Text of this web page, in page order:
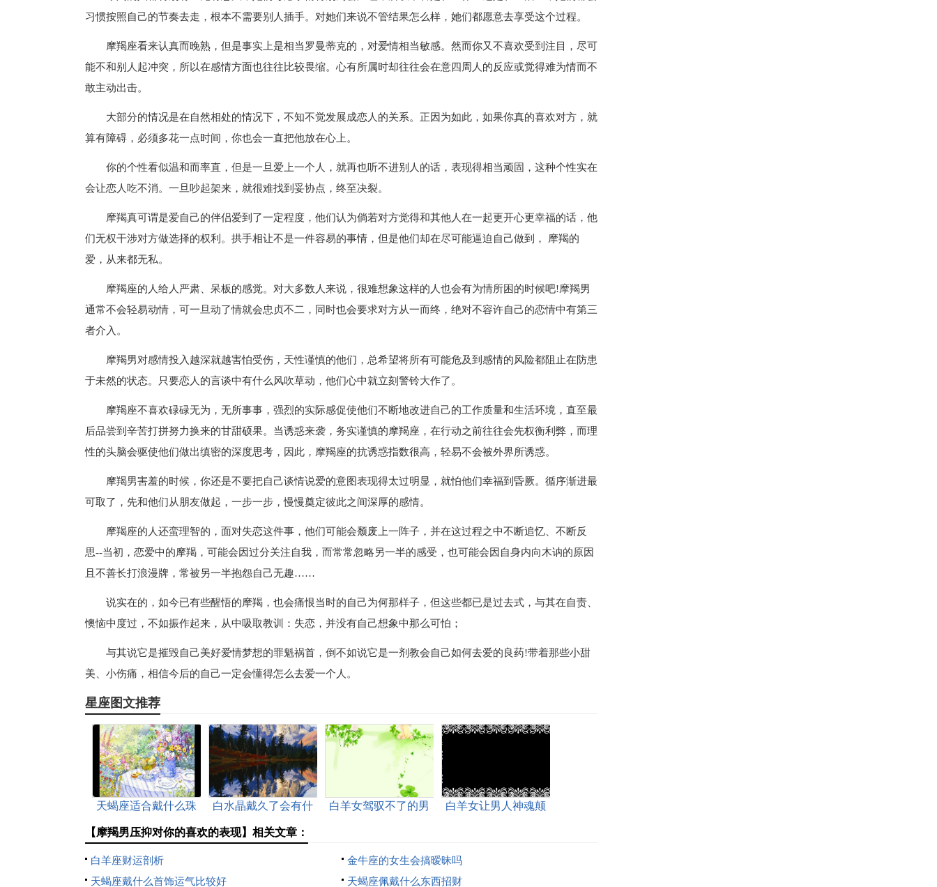
习惯按照自己的节奏去走，根本不需要别人插手。对她们来说不管结果怎么样，她们都愿意去享受这个过程。
摩羯座看来认真而晚熟，但是事实上是相当罗曼蒂克的，对爱情相当敏感。然而你又不喜欢受到注目，尽可
能不和别人起冲突，所以在感情方面也往往比较畏缩。心有所属时却往往会在意四周人的反应或觉得难为情而不
敢主动出击。
大部分的情况是在自然相处的情况下，不知不觉发展成恋人的关系。正因为如此，如果你真的喜欢对方，就
算有障碍，必须多花一点时间，你也会一直把他放在心上。
你的个性看似温和而率直，但是一旦爱上一个人，就再也听不进别人的话，表现得相当顽固，这种个性实在
会让恋人吃不消。一旦吵起架来，就很难找到妥协点，终至决裂。
摩羯真可谓是爱自己的伴侣爱到了一定程度，他们认为倘若对方觉得和其他人在一起更开心更幸福的话，他
们无权干涉对方做选择的权利。拱手相让不是一件容易的事情，但是他们却在尽可能逼迫自己做到， 摩羯的
爱，从来都无私。
摩羯座的人给人严肃、呆板的感觉。对大多数人来说，很难想象这样的人也会有为情所困的时候吧!摩羯男
通常不会轻易动情，可一旦动了情就会忠贞不二，同时也会要求对方从一而终，绝对不容许自己的恋情中有第三
者介入。
摩羯男对感情投入越深就越害怕受伤，天性谨慎的他们，总希望将所有可能危及到感情的风险都阻止在防患
于未然的状态。只要恋人的言谈中有什么风吹草动，他们心中就立刻警铃大作了。
摩羯座不喜欢碌碌无为，无所事事，强烈的实际感促使他们不断地改进自己的工作质量和生活环境，直至最
后品尝到辛苦打拼努力换来的甘甜硕果。当诱惑来袭，务实谨慎的摩羯座，在行动之前往往会先权衡利弊，而理
性的头脑会驱使他们做出缜密的深度思考，因此，摩羯座的抗诱惑指数很高，轻易不会被外界所诱惑。
摩羯男害羞的时候，你还是不要把自己谈情说爱的意图表现得太过明显，就怕他们幸福到昏厥。循序渐进最
可取了，先和他们从朋友做起，一步一步，慢慢奠定彼此之间深厚的感情。
摩羯座的人还蛮理智的，面对失恋这件事，他们可能会颓废上一阵子，并在这过程之中不断追忆、不断反
思--当初，恋爱中的摩羯，可能会因过分关注自我，而常常忽略另一半的感受，也可能会因自身内向木讷的原因
且不善长打浪漫牌，常被另一半抱怨自己无趣……
说实在的，如今已有些醒悟的摩羯，也会痛恨当时的自己为何那样子，但这些都已是过去式，与其在自责、
懊恼中度过，不如振作起来，从中吸取教训：失恋，并没有自己想象中那么可怕；
与其说它是摧毁自己美好爱情梦想的罪魁祸首，倒不如说它是一剂教会自己如何去爱的良药!带着那些小甜
美、小伤痛，相信今后的自己一定会懂得怎么去爱一个人。
星座图文推荐
天蝎座适合戴什么珠
白水晶戴久了会有什
白羊女驾驭不了的男
白羊女让男人神魂颠
【摩羯男压抑对你的喜欢的表现】相关文章：
白羊座财运剖析
金牛座的女生会搞暧昧吗
天蝎座戴什么首饰运气比较好
天蝎座佩戴什么东西招财